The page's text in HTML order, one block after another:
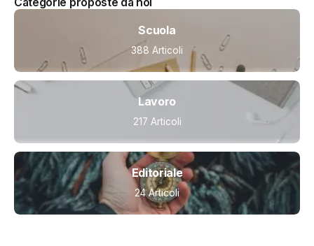
Scuola
388 Articoli
Lavoro
217 Articoli
Editoriale
24 Articoli